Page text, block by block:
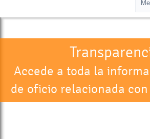
Accede a toda la
de oficio relacionada